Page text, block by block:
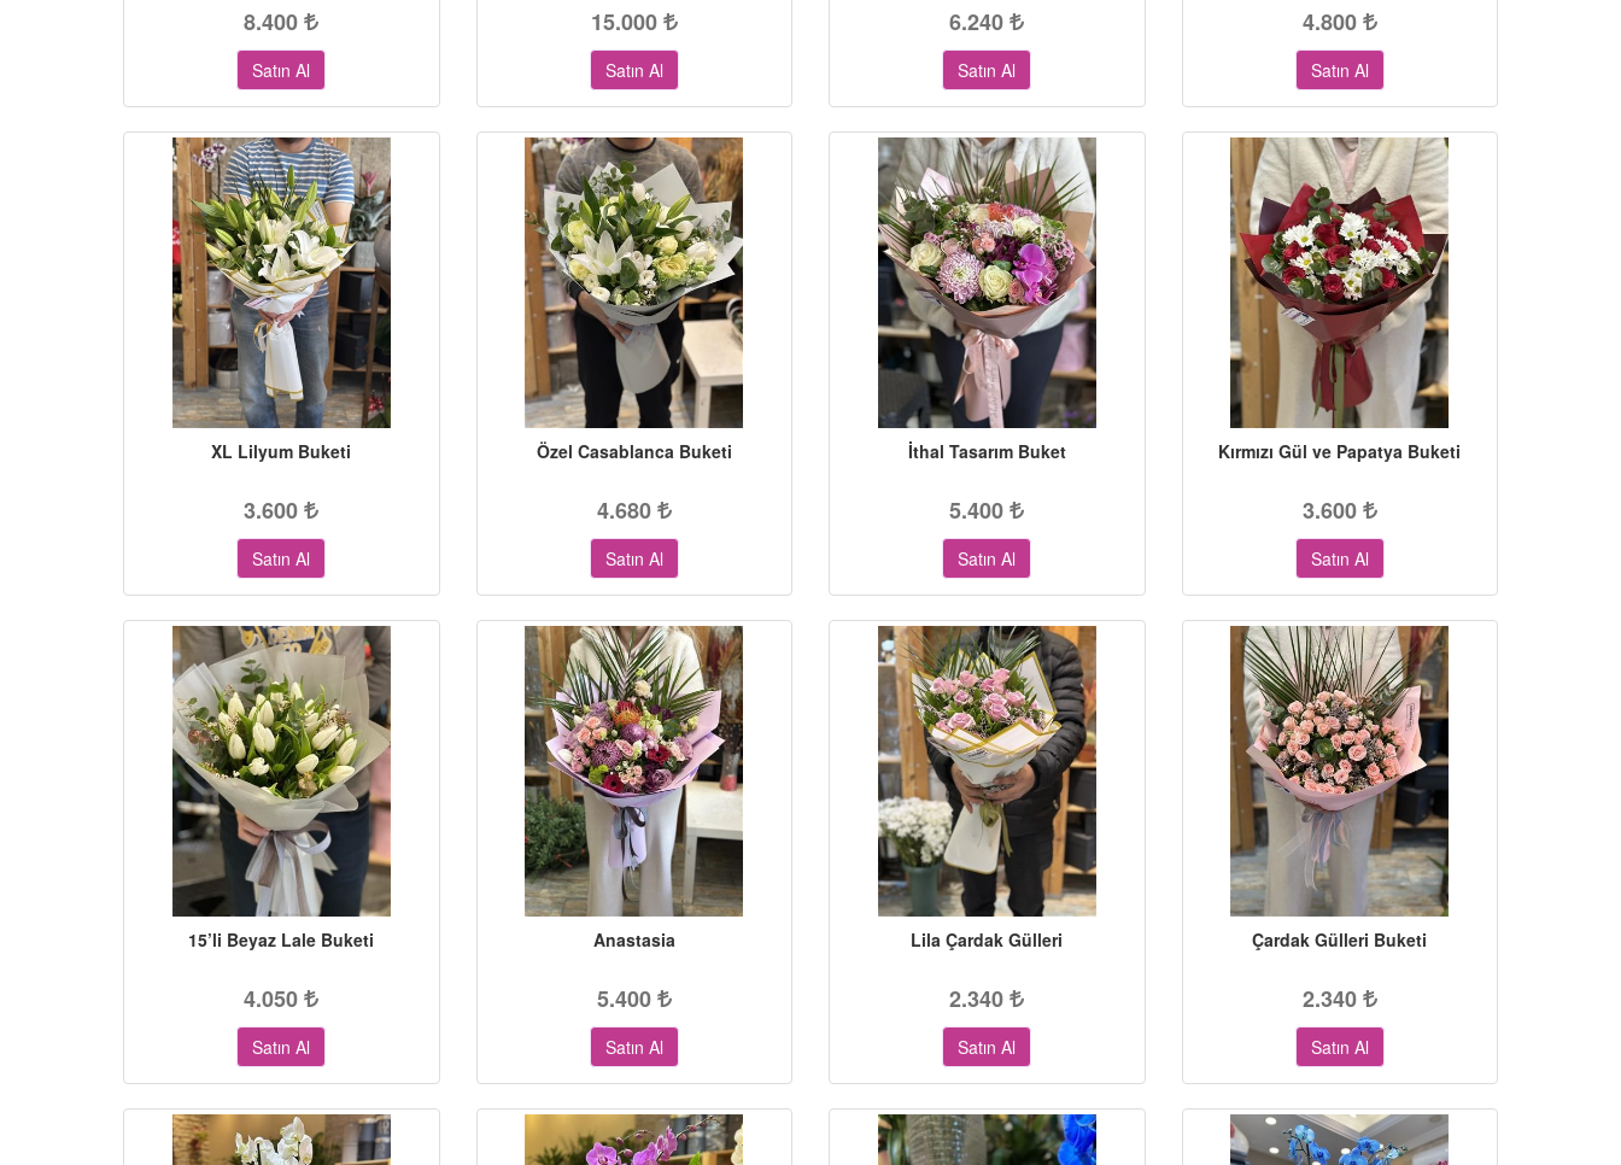
8.400
Satın Al
15.000
Satın Al
6.240
Satın Al
4.800
Satın Al
XL Lilyum Buketi
3.600
Satın Al
Özel Casablanca Buketi
4.680
Satın Al
İthal Tasarım Buket
5.400
Satın Al
Kırmızı Gül ve Papatya Buketi
3.600
Satın Al
15’li Beyaz Lale Buketi
4.050
Satın Al
Anastasia
5.400
Satın Al
Lila Çardak Gülleri
2.340
Satın Al
Çardak Gülleri Buketi
2.340
Satın Al